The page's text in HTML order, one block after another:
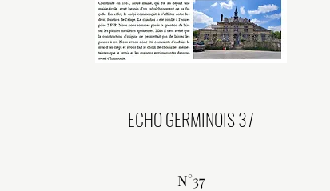
ECHO GERMINOIS 37
N°37